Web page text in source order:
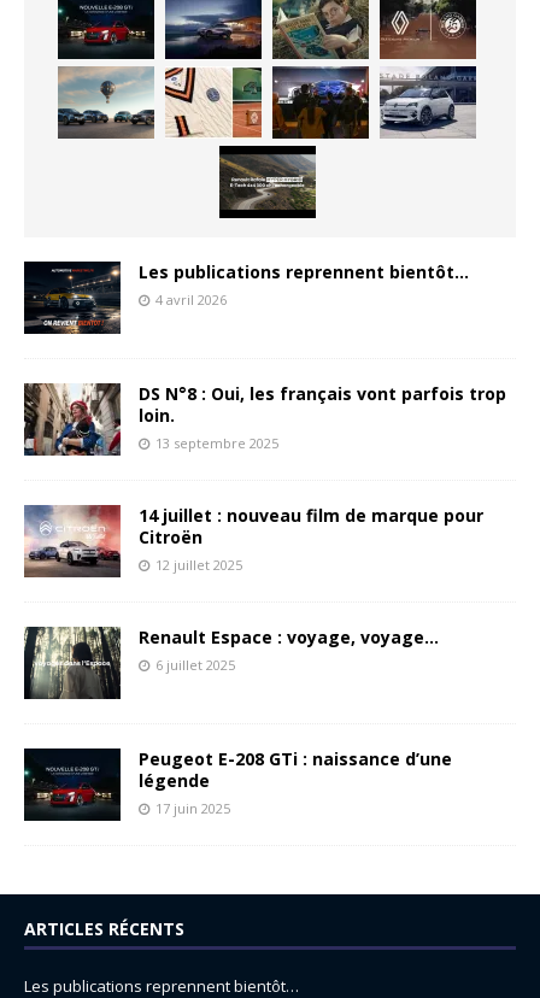
Les publications reprennent bientôt…
4 avril 2026
DS N°8 : Oui, les français vont parfois trop
loin.
13 septembre 2025
14 juillet : nouveau film de marque pour
Citroën
12 juillet 2025
Renault Espace : voyage, voyage…
6 juillet 2025
Peugeot E-208 GTi : naissance d’une
légende
17 juin 2025
ARTICLES RÉCENTS
Les publications reprennent bientôt…